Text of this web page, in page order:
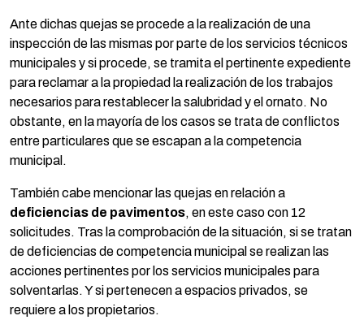
Ante dichas quejas se procede a la realización de una
inspección de las mismas por parte de los servicios técnicos
municipales y si procede, se tramita el pertinente expediente
para reclamar a la propiedad la realización de los trabajos
necesarios para restablecer la salubridad y el ornato. No
obstante, en la mayoría de los casos se trata de conflictos
entre particulares que se escapan a la competencia
municipal.
También cabe mencionar las quejas en relación a
deficiencias de pavimentos, en este caso con 12
solicitudes. Tras la comprobación de la situación, si se tratan
de deficiencias de competencia municipal se realizan las
acciones pertinentes por los servicios municipales para
solventarlas. Y si pertenecen a espacios privados, se
requiere a los propietarios.